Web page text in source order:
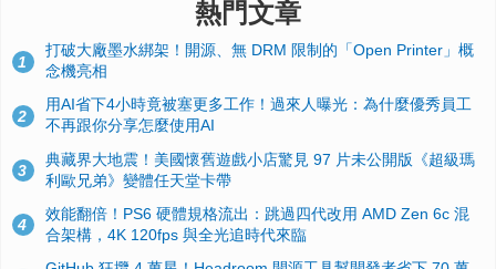
熱門文章
1
打破大廠墨水綁架！開源、無 DRM 限制的「Open Printer」概
念機亮相
2
用AI省下4小時竟被塞更多工作！過來人曝光：為什麼優秀員工
不再跟你分享怎麼使用AI
3
典藏界大地震！美國懷舊遊戲小店驚見 97 片未公開版《超級瑪
利歐兄弟》變體任天堂卡帶
4
效能翻倍！PS6 硬體規格流出：跳過四代改用 AMD Zen 6c 混
合架構，4K 120fps 與全光追時代來臨